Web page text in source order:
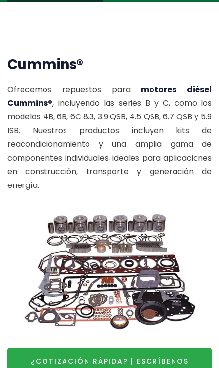
Cummins®
Ofrecemos repuestos para motores diésel
Cummins®, incluyendo las series B y C, como los
modelos 4B, 6B, 6C 8.3, 3.9 QSB, 4.5 QSB, 6.7 QSB y 5.9
ISB.
Nuestros productos incluyen kits de
reacondicionamiento y una amplia gama de
componentes individuales, ideales para aplicaciones
en construcción, transporte y generación de
energía.
¿COTIZACIÓN RÁPIDA? | ESCRÍBENOS